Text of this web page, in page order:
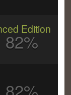
Edition
82%